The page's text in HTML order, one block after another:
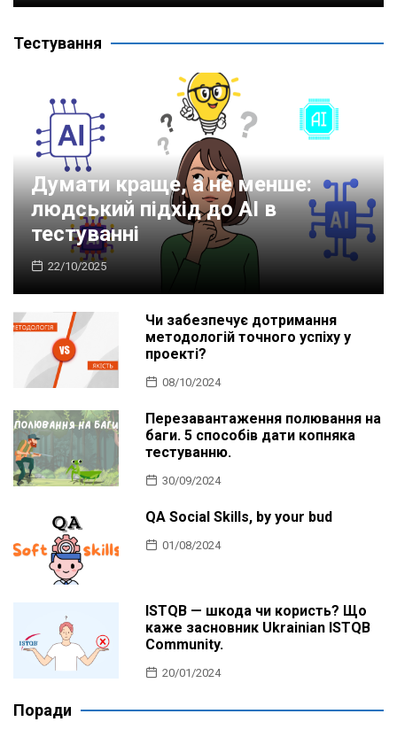
Тестування
Думати краще, а не менше:
людський підхід до AI в
тестуванні
22/10/2025
Чи забезпечує дотримання
методологій точного успіху у
проекті?
08/10/2024
Перезавантаження полювання на
баги. 5 способів дати копняка
тестуванню.
30/09/2024
QA Social Skills, by your bud
01/08/2024
ISTQB — шкода чи користь? Що
каже засновник Ukrainian ISTQB
Community.
20/01/2024
Поради